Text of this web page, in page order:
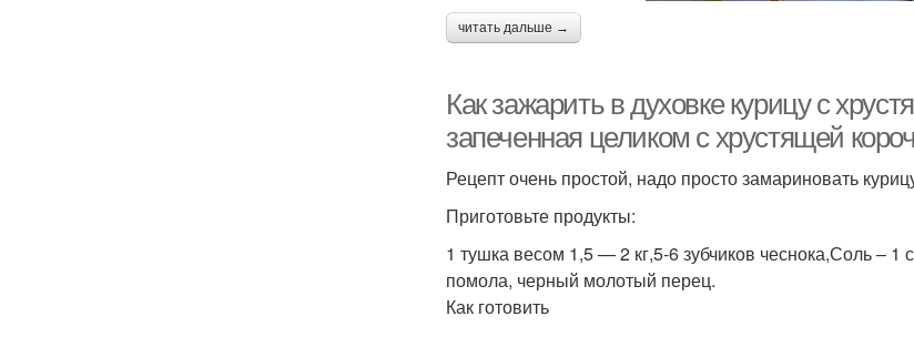
читать дальше →
Как зажарить в духовке курицу с
запеченная целиком с хрустящей
Рецепт очень простой, надо просто замариновать
Приготовьте продукты:
1 тушка весом 1,5 — 2 кг,5-6 зубчиков чеснока,Соль – 1
помола, черный молотый перец.
Как готовить